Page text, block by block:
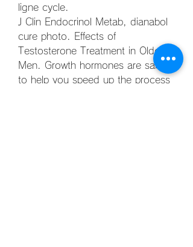
ligne cycle.
J Clin Endocrinol Metab, dianabol
cure photo. Effects of
Testosterone Treatment in Older
Men. Growth hormones are said
to help you speed up the process